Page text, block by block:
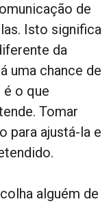
de
Isto significa
da
uma chance de
o que
Tomar
para ajustá-la e
alguém de